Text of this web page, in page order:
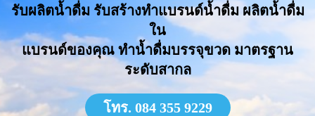
รับผลิตน้ำดื่ม รับสร้างทำแบรนด์น้ำดื่ม ผลิตน้ำดื่ม
ใน
แบรนด์ของคุณ ทำน้ำดื่มบรรจุขวด มาตรฐาน
ระดับสากล
โทร. 084 355 9229